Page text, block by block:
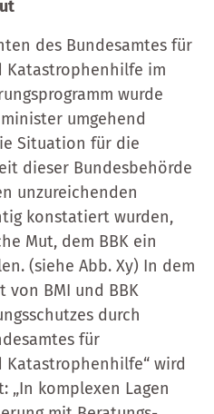
des Bundesamtes für
Katastrophenhilfe im
wurde
umgehend
Situation für die
dieser Bundesbehörde
unzureichenden
konstatiert wurden,
Mut, dem BBK ein
(siehe Abb. Xy) In dem
von BMI und BBK
durch
für
Katastrophenhilfe“ wird
„In komplexen Lagen